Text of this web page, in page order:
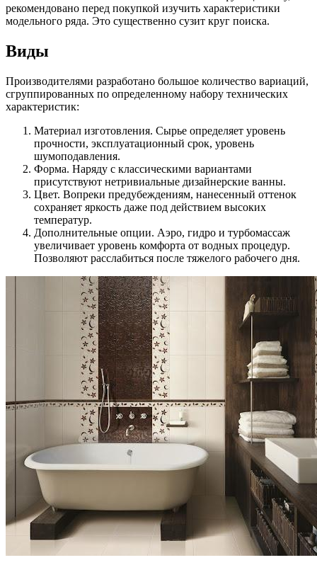
рекомендовано перед покупкой изучить характеристики
модельного ряда. Это существенно сузит круг поиска.
Виды
Производителями разработано большое количество вариаций,
сгруппированных по определенному набору технических
характеристик:
Материал изготовления. Сырье определяет уровень
прочности, эксплуатационный срок, уровень
шумоподавления.
Форма. Наряду с классическими вариантами
присутствуют нетривиальные дизайнерские ванны.
Цвет. Вопреки предубеждениям, нанесенный оттенок
сохраняет яркость даже под действием высоких
температур.
Дополнительные опции. Аэро, гидро и турбомассаж
увеличивает уровень комфорта от водных процедур.
Позволяют расслабиться после тяжелого рабочего дня.